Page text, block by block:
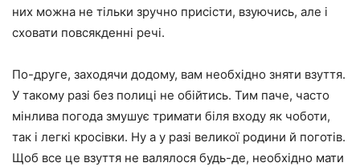
них можна не тільки зручно присісти, взуючись, але і
сховати повсякденні речі.
По-друге, заходячи додому, вам необхідно зняти взуття.
У такому разі без полиці не обійтись. Тим паче, часто
мінлива погода змушує тримати біля входу як чоботи,
так і легкі кросівки. Ну а у разі великої родини й поготів.
Щоб все це взуття не валялося будь-де, необхідно мати